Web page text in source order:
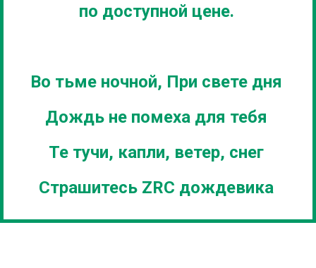
по доступной цене.
Во тьме ночной, При свете дня
Дождь не помеха для тебя
Те тучи, капли, ветер, снег
Страшитесь ZRC дождевика